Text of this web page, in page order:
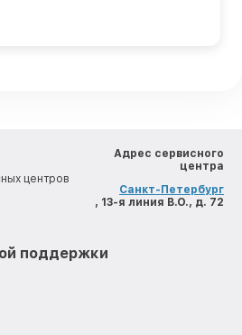
центров
Адрес сервисного
центра
Санкт-Петербург
, 13-я линия В.О., д. 72
поддержки